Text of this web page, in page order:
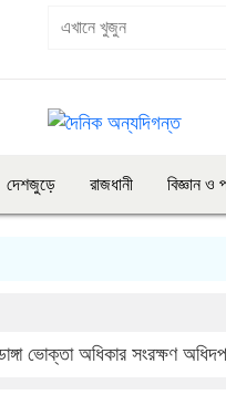
দেশজুড়ে রাজধানী বিজ্ঞান ও
ভোক্তা অধিকার সংরক্ষণ